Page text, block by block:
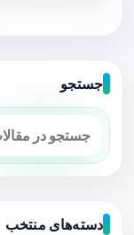
جستجو
دسته‌های منتخب